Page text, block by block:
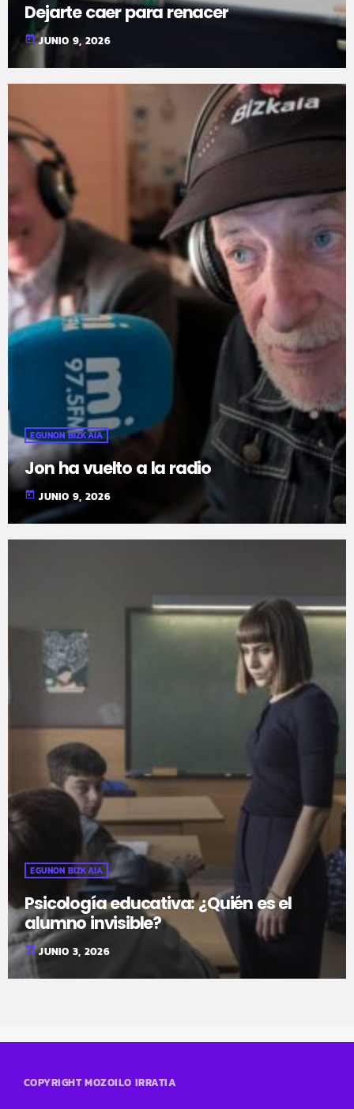
Dejarte caer para renacer
today JUNIO 9, 2026
EGUNON BIZKAIA
Jon ha vuelto a la radio
today JUNIO 9, 2026
EGUNON BIZKAIA
Psicología educativa: ¿Quién es el
alumno invisible?
today JUNIO 3, 2026
COPYRIGHT MOZOILO IRRATIA